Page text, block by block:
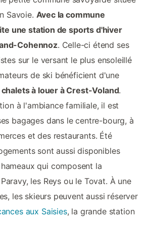
Savoie. Avec la commune
une station de sports d'hiver
Cohennoz. Celle-ci étend ses
sur le versant le plus ensoleillé
de ski bénéficient d'une
chalets à louer à Crest-Voland.
à l'ambiance familiale, il est
bagages dans le centre-bourg, à
et des restaurants. Été
sont aussi disponibles
qui composent la
les Reys ou le Tovat. À une
les skieurs peuvent aussi réserver
aux Saisies, la grande station